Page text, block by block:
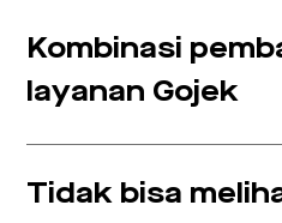
Kombinasi
layanan Gojek
Tidak bisa